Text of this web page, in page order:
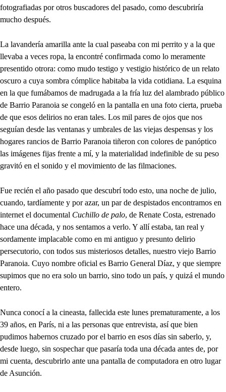
fotografiadas por otros buscadores del pasado, como descubriría
mucho después.
La lavandería amarilla ante la cual paseaba con mi perrito y a la que
llevaba a veces ropa, la encontré confirmada como lo meramente
presentido otrora: como mudo testigo y vestigio histórico de un relato
oscuro a cuya sombra cómplice habitaba la vida cotidiana. La esquina
en la que fumábamos de madrugada a la fría luz del alambrado público
de Barrio Paranoia se congeló en la pantalla en una foto cierta, prueba
de que esos delirios no eran tales. Los mil pares de ojos que nos
seguían desde las ventanas y umbrales de las viejas despensas y los
hogares rancios de Barrio Paranoia tiñeron con colores de panóptico
las imágenes fijas frente a mí, y la materialidad indefinible de su peso
gravitó en el sonido y el movimiento de las filmaciones.
Fue recién el año pasado que descubrí todo esto, una noche de julio,
cuando, tardíamente y por azar, un par de despistados encontramos en
internet el documental Cuchillo de palo, de Renate Costa, estrenado
hace una década, y nos sentamos a verlo. Y allí estaba, tan real y
sordamente implacable como en mi antiguo y presunto delirio
persecutorio, con todos sus misteriosos detalles, nuestro viejo Barrio
Paranoia. Cuyo nombre oficial es Barrio General Díaz, y que siempre
supimos que no era solo un barrio, sino todo un país, y quizá el mundo
entero.
Nunca conocí a la cineasta, fallecida este lunes prematuramente, a los
39 años, en París, ni a las personas que entrevista, así que bien
pudimos habernos cruzado por el barrio en esos días sin saberlo, y,
desde luego, sin sospechar que pasaría toda una década antes de, por
mi cuenta, descubrirlo ante una pantalla de computadora en otro lugar
de Asunción.